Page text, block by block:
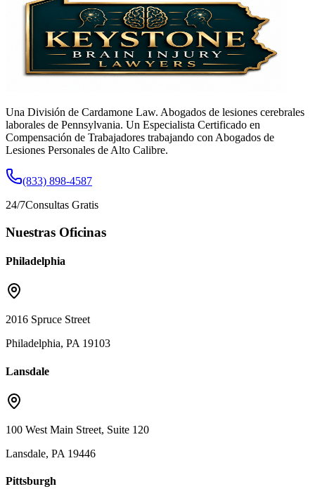
Una División de Cardamone Law. Abogados de lesiones cerebrales
laborales de Pennsylvania. Un Especialista Certificado en
Compensación de Trabajadores trabajando con Abogados de
Lesiones Personales de Alto Calibre.
(833) 898-4587
24/7Consultas Gratis
Nuestras Oficinas
Philadelphia
2016 Spruce Street
Philadelphia, PA 19103
Lansdale
100 West Main Street, Suite 120
Lansdale, PA 19446
Pittsburgh